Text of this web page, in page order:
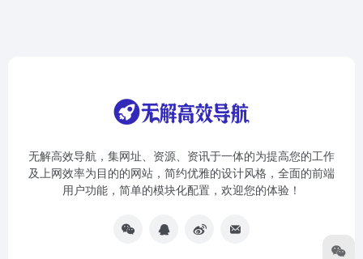
无解高效导航，集网址、资源、资讯于一体的为提高您的工作
及上网效率为目的的网站，简约优雅的设计风格，全面的前端
用户功能，简单的模块化配置，欢迎您的体验！